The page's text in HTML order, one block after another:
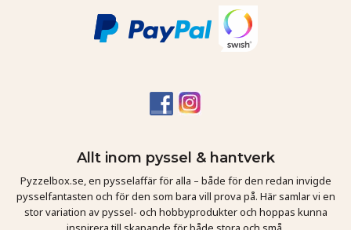
Allt inom pyssel & hantverk
Pyzzelbox.se, en pysselaffär för alla – både för den redan invigde
pysselfantasten och för den som bara vill prova på. Här samlar vi en
stor variation av pyssel- och hobbyprodukter och hoppas kunna